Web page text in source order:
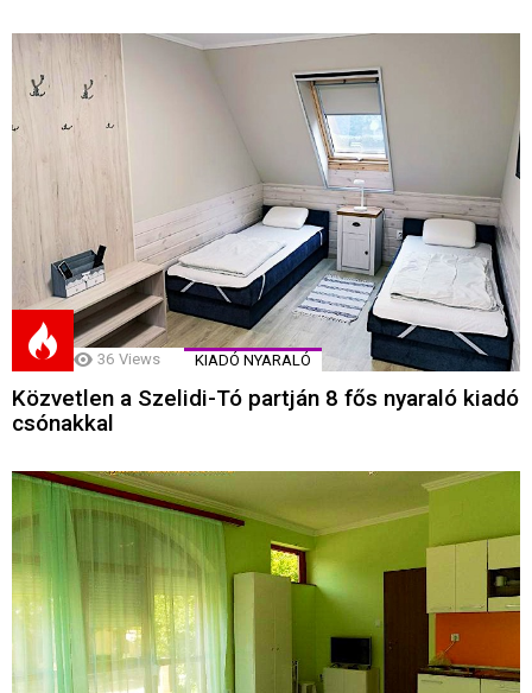
36 Views KIADÓ NYARALÓ
Közvetlen a Szelidi-Tó partján 8 fős nyaraló kiadó
csónakkal